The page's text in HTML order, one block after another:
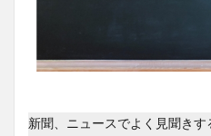
新聞、ニュースでよく見聞き